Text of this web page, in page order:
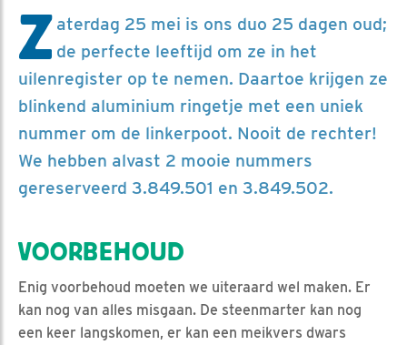
Z aterdag 25 mei is ons duo 25 dagen oud;
de perfecte leeftijd om ze in het
uilenregister op te nemen. Daartoe krijgen ze
blinkend aluminium ringetje met een uniek
nummer om de linkerpoot. Nooit de rechter!
We hebben alvast 2 mooie nummers
gereserveerd 3.849.501 en 3.849.502.
VOORBEHOUD
Enig voorbehoud moeten we uiteraard wel maken. Er
kan nog van alles misgaan. De steenmarter kan nog
een keer langskomen, er kan een meikvers dwars